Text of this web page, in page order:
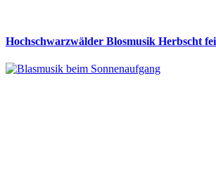
Hochschwarzwälder Blosmusik Herbscht